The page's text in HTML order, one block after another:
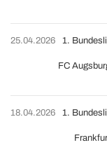
25.04.2026
FC
1.
18.04.2026 1.